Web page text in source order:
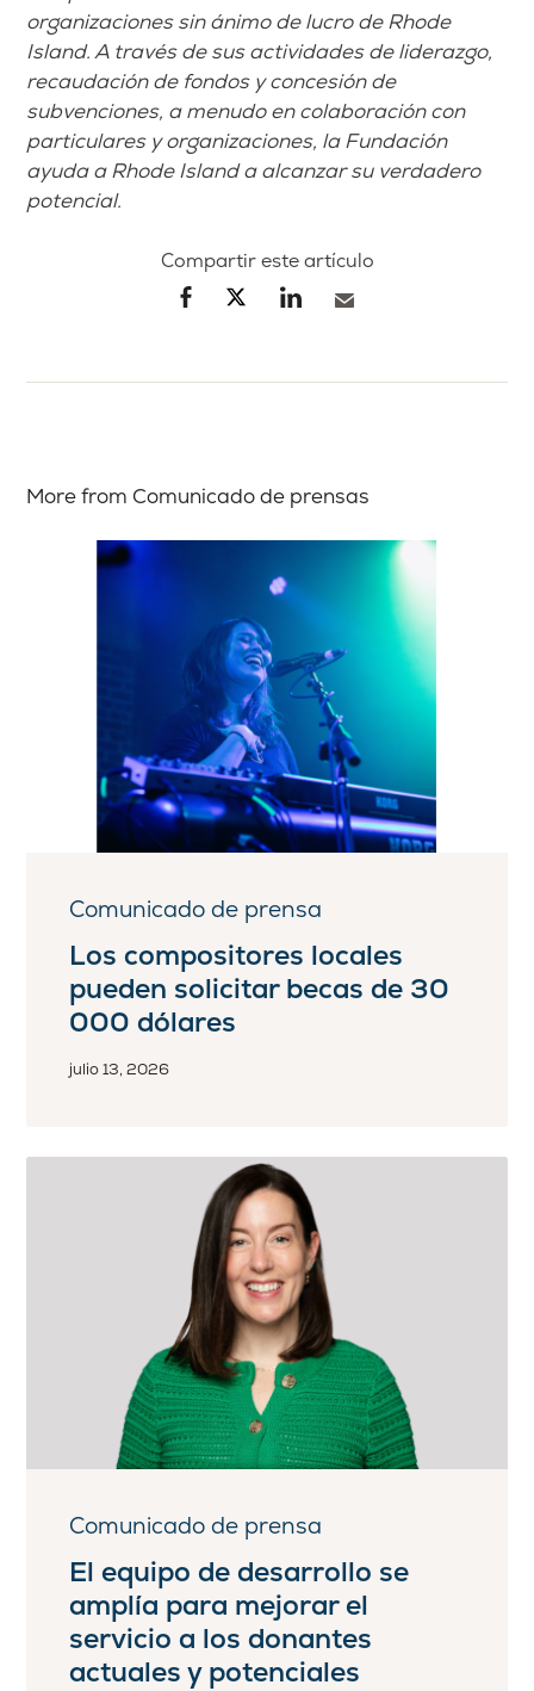
organizaciones sin ánimo de lucro de Rhode
Island. A través de sus actividades de liderazgo,
recaudación de fondos y concesión de
subvenciones, a menudo en colaboración con
particulares y organizaciones, la Fundación
ayuda a Rhode Island a alcanzar su verdadero
potencial.
Compartir este artículo
More from Comunicado de prensas
Comunicado de prensa
Los compositores locales
pueden solicitar becas de 30
000 dólares
julio 13, 2026
Comunicado de prensa
El equipo de desarrollo se
amplía para mejorar el
servicio a los donantes
actuales y potenciales